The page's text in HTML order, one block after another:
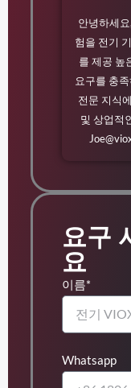
안녕하세
험을 전기
를 제공 높
요구를 충
전문 지식
및 상업적
요구
요
이름*
Whatsapp